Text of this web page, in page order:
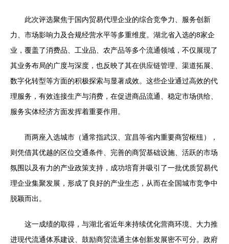
此次评选聚焦于国内贸易代理企业的综合竞争力、服务创新
力、市场影响力及合规经营水平等多重维度。湖北省入选的8家企
业，覆盖了消费品、工业品、农产品等多个流通领域，不仅展现了
其业务布局的广度与深度，也反映了其在供应链管理、渠道拓展、
数字化转型等方面的积极探索与显著成效。这些企业通过高效的代
理服务，有效连接生产与消费，在促进商品流通、稳定市场供给、
服务实体经济方面发挥着重要作用。
而两座入选城市（通常指武汉、宜昌等省内重要商贸枢纽），
则凭借其优越的区位交通条件、完善的商贸基础设施、活跃的市场
氛围以及有力的产业政策支持，成功培育并吸引了一批优质贸易代
理企业集聚发展，形成了良好的产业生态，从而在全国城市竞争中
脱颖而出。
这一成绩的取得，与湖北省近年来持续优化营商环境、大力推
进现代流通体系建设、鼓励商贸流通主体创新发展密不可分。政府